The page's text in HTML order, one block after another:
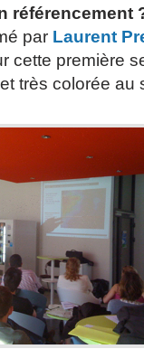
référencement
par Laurent
cette première
très colorée au